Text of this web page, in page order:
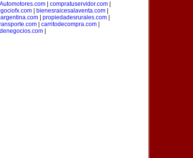
| compratuservidor.com|
bienesraicesalaventa.com
| propiedadesrurales.com|
| carritodecompra.com|
|